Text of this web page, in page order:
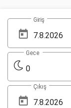
Giriş
0
Gece
Çıkış